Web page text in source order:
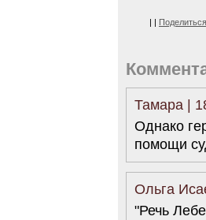
| | Поделиться
Тамара |
Однако
помощи
Ольга
"Речь